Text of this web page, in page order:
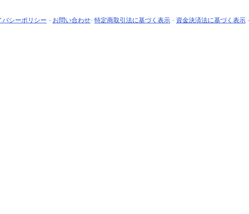
バシーポリシー - お問い合わせ- 特定商取引法に基づく表示 - 資金決済法に基づく表示 -